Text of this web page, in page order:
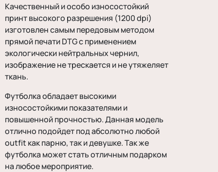
Качественный и особо износостойкий
принт высокого разрешения (1200 dpi)
изготовлен самым передовым методом
прямой печати DTG с применением
экологически нейтральных чернил,
изображение не трескается и не утяжеляет
ткань.
Футболка обладает высокими
износостойкими показателями и
повышенной прочностью. Данная модель
отлично подойдет под абсолютно любой
outfit как парню, так и девушке. Так же
футболка может стать отличным подарком
на любое мероприятие.